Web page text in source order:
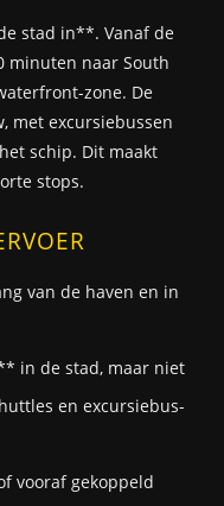
stad in**. Vanaf de
minuten naar South
zone. De
met excursiebussen
schip. Dit maakt
stops.
van de haven en in
in de stad, maar niet
en excursiebus-
vooraf gekoppeld